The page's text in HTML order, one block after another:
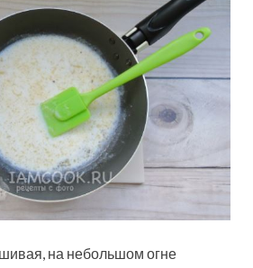
на небольшом огне